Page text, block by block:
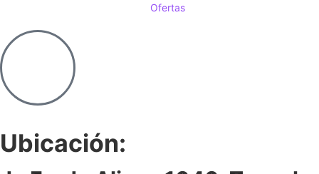
Ofertas
Ubicación: